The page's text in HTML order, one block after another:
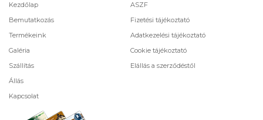
Kezdőlap
Bemutatkozás
Termékeink
Galéria
Szállítás
Állás
Kapcsolat
ASZF
Fizetési tájékoztató
Adatkezelési tájékoztató
Cookie tájékoztató
Elállás a szerződéstől